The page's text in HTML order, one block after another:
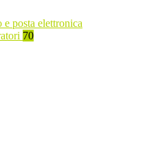
e posta elettronica
70